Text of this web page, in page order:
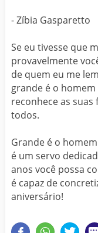
- Zíbia Gasparetto
Se eu tivesse que
provavelmente
de quem eu me
grande é o
reconhece as
todos.
Grande é o
é um servo
anos você possa
é capaz de
aniversário!